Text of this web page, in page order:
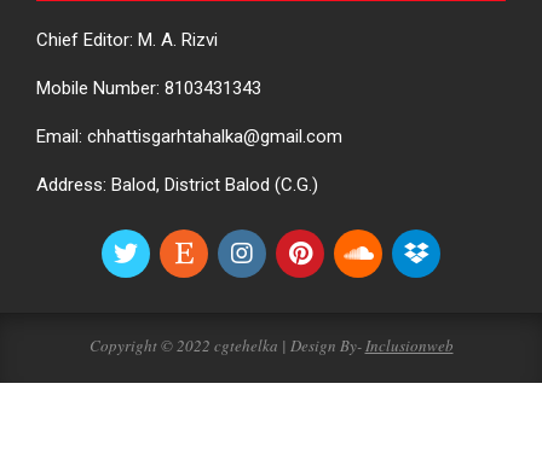
Chief Editor: M. A. Rizvi
Mobile Number: 8103431343
Email: chhattisgarhtahalka@gmail.com
Address: Balod, District Balod (C.G.)
Copyright © 2022 cgtehelka | Design By-Inclusionweb